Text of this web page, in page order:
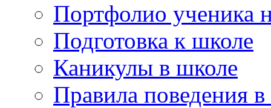
Портфолио ученика
Подготовка к школе
Каникулы в школе
Правила поведения